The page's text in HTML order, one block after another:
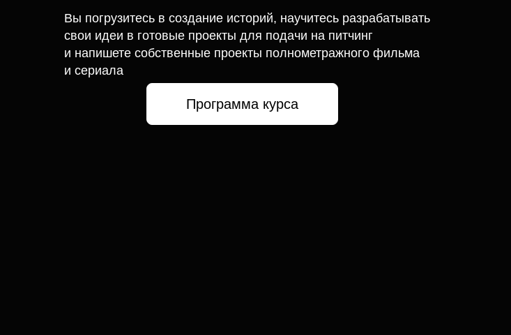
Вы погрузитесь в создание историй, научитесь разрабатывать
свои идеи в готовые проекты для подачи на питчинг
и напишете собственные проекты полнометражного фильма
и сериала
Программа курса